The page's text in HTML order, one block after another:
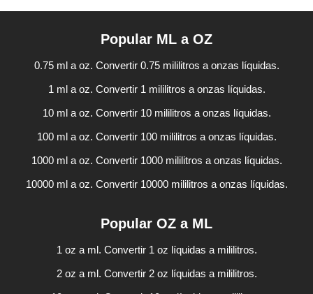
Popular ML a OZ
0.75 ml a oz. Convertir 0.75 mililitros a onzas líquidas.
1 ml a oz. Convertir 1 mililitros a onzas líquidas.
10 ml a oz. Convertir 10 mililitros a onzas líquidas.
100 ml a oz. Convertir 100 mililitros a onzas líquidas.
1000 ml a oz. Convertir 1000 mililitros a onzas líquidas.
10000 ml a oz. Convertir 10000 mililitros a onzas líquidas.
Popular OZ a ML
1 oz a ml. Convertir 1 oz líquidas a mililitros.
2 oz a ml. Convertir 2 oz líquidas a mililitros.